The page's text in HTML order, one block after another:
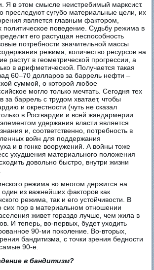
Я в этом смысле неистребимый марксист.
преследуют сугубо материальные цели, их
является главным фактором,
поведение. Судьбу режима в
его растущая неспособность
потребности значительной массы
режима, количество ресурсов на
растут в геометрической прогрессии, а
в арифметической. Получается такая
60–70 долларов за баррель нефти –
суммой, о которой любое
могло только мечтать. Сегодня тех
за баррель с трудом хватает, чтобы
и окрестности (чуть не сказал
в Росгвардии и всей жандармерии
удержания власти является
и, соответственно, потребность в
войн для поддержания
и в гонке вооружений. А войны тоже
ухудшения материального положения
довольно быстро, внутри жизни
режима во многом держится на
из важнейших факторов как
режима, так и его устойчивости. В
пор в материальном отношении
живет гораздо лучше, чем жила в
И теперь, во-первых, будет уходить
90-ми поколение. Во-вторых,
бандитизма, с точки зрения бедности
90-е.
в бандитизм?